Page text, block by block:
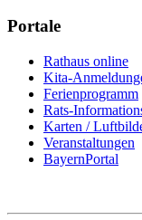
Portale
Rathaus online
Kita-
Ferienprogramm
Rats-
Karten /
Veranstaltungen
BayernPortal